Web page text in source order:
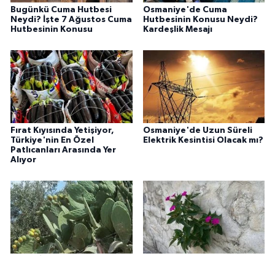
Bugünkü Cuma Hutbesi
Neydi? İşte 7 Ağustos Cuma
Hutbesinin Konusu
Osmaniye'de Cuma
Hutbesinin Konusu Neydi?
Kardeşlik Mesajı
Fırat Kıyısında Yetişiyor,
Türkiye'nin En Özel
Patlıcanları Arasında Yer
Alıyor
Osmaniye'de Uzun Süreli
Elektrik Kesintisi Olacak mı?